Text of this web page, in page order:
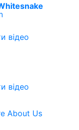
відео
відео
About Us